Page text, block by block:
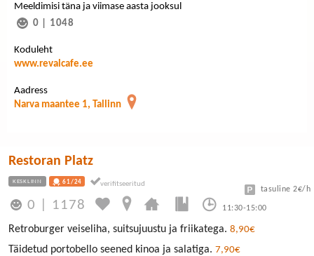
Meeldimisi täna ja viimase aasta jooksul
0
1048
Koduleht
www.revalcafe.ee
Aadress
Narva maantee 1, Tallinn
Restoran Platz
KESKLINN 61/24
0 1178 11:30-15:00
tasuline 2€/h
Retroburger veiseliha, suitsujuustu ja friikatega. 8,90€
Täidetud portobello seened kinoa ja salatiga. 7,90€